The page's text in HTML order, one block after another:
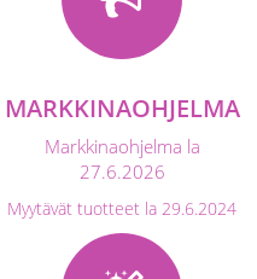
MARKKINAOHJELMA
Markkinaohjelma la
27.6.2026
Myytävät tuotteet la 29.6.2024